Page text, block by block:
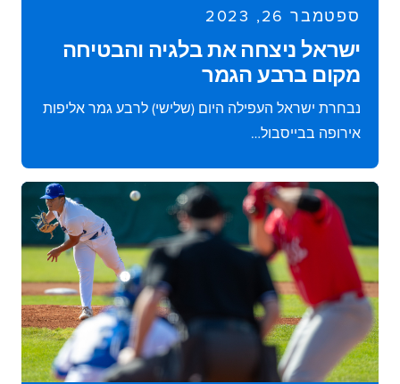
ספטמבר 26, 2023
ישראל ניצחה את בלגיה והבטיחה
מקום ברבע הגמר
נבחרת ישראל העפילה היום (שלישי) לרבע גמר אליפות
אירופה בבייסבול…